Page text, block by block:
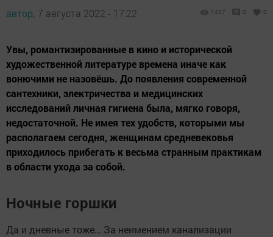
автор, 7 августа 2022 - 17:22 1437 0 0
Увы, романтизированные в кино и исторической
художественной литературе времена иначе как
вонючими не назовёшь. До появления современной
сантехники, электричества и медицинских
исследований личная гигиена была, мягко говоря,
недостаточной. Не имея тех удобств, которыми мы
располагаем сегодня, женщинам средневековья
приходилось прибегать к весьма странным практикам
в области ухода за собой.
Ночные горшки
Да и дневные тоже… За неимением канализации